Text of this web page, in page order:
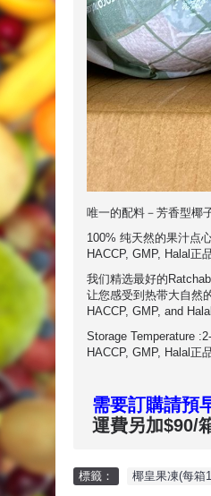
唯一的配料－芳香型椰
100% 纯天然的果汁点
HACCP, GMP, Halal正
我们精选最好的
让您感受到热带大自然
HACCP, GMP, and
Storage Temperature
HACCP, GMP, Halal
需要訂購請預
運費另加$90/
標籤： 椰皇果凍(每箱